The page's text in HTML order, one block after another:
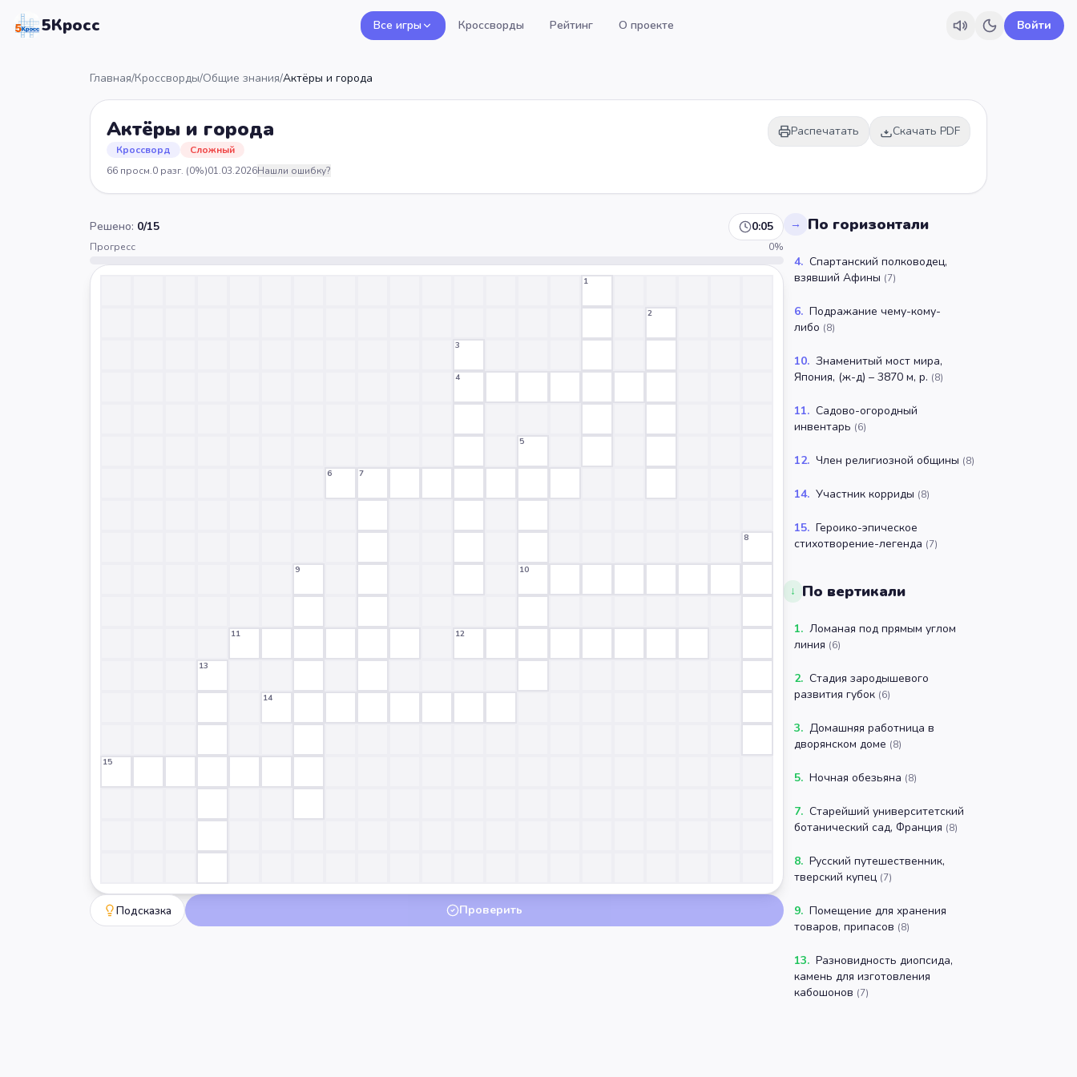
5Кросс Все игры Кроссворды Рейтинг О проекте Войти
Главная/Кроссворды/Общие знания/Актёры и города
Актёры и города
Кроссворд Сложный
Распечатать Скачать PDF
66 просм.0 разг. (0%)01.03.2026Нашли ошибку?
Решено: 0/15 0:05
Прогресс 0%
1
2
3
4
5
6 7
8
9 10
11 12
13
14
15
Подсказка Проверить
→ По горизонтали
4. Спартанский полководец,
взявший Афины (7)
6. Подражание чему-кому-
либо (8)
10. Знаменитый мост мира,
Япония, (ж-д) – 3870 м, р. (8)
11. Садово-огородный
инвентарь (6)
12. Член религиозной общины (8)
14. Участник корриды (8)
15. Героико-эпическое
стихотворение-легенда (7)
↓ По вертикали
1. Ломаная под прямым углом
линия (6)
2. Стадия зародышевого
развития губок (6)
3. Домашняя работница в
дворянском доме (8)
5. Ночная обезьяна (8)
7. Старейший университетский
ботанический сад, Франция (8)
8. Русский путешественник,
тверский купец (7)
9. Помещение для хранения
товаров, припасов (8)
13. Разновидность диопсида,
камень для изготовления
кабошонов (7)